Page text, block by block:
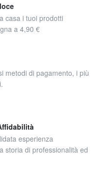
casa i tuoi prodotti
a 4,90 €
metodi di pagamento, i più
esperienza
storia di professionalità ed